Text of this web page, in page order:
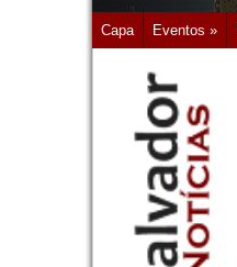
Capa Eventos »